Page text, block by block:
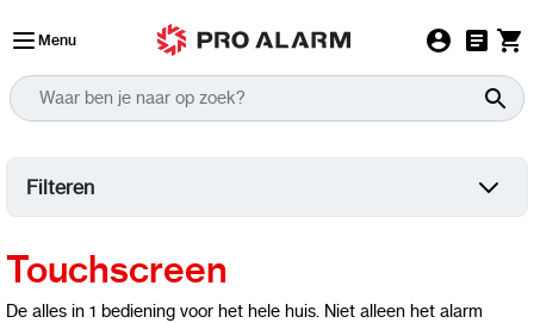
Menu
Filteren
Touchscreen
De alles in 1 bediening voor het hele huis. Niet alleen het alarm